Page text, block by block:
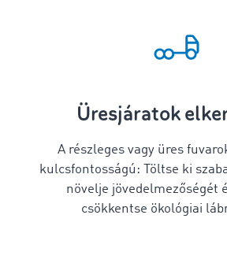
Üresjáratok
A részleges vagy üres
kulcsfontosságú: Töltse ki
növelje jövedelmezőségét
csökkentse ökológiai